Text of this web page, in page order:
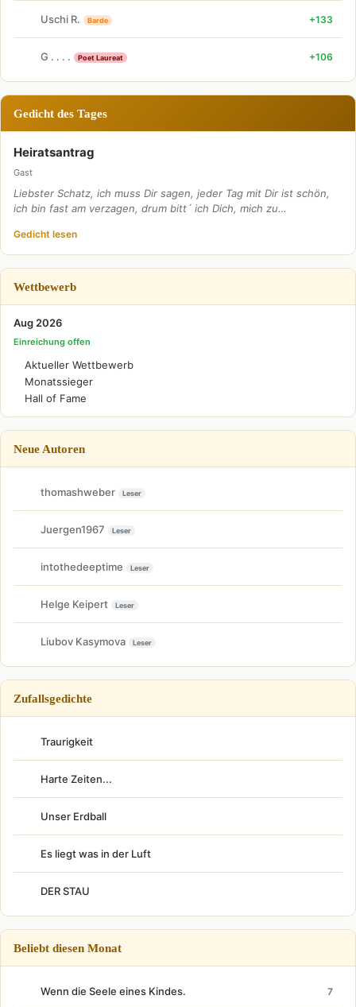
Uschi R. Barde +133
G . . . . Poet Laureat +106
Gedicht des Tages
Heiratsantrag
Gast
Liebster Schatz, ich muss Dir sagen, jeder Tag mit Dir ist schön,
ich bin fast am verzagen, drum bitt´ ich Dich, mich zu…
Gedicht lesen
Wettbewerb
Aug 2026
Einreichung offen
Aktueller Wettbewerb
Monatssieger
Hall of Fame
Neue Autoren
thomashweber Leser
Juergen1967 Leser
intothedeeptime Leser
Helge Keipert Leser
Liubov Kasymova Leser
Zufallsgedichte
Traurigkeit
Harte Zeiten...
Unser Erdball
Es liegt was in der Luft
DER STAU
Beliebt diesen Monat
Wenn die Seele eines Kindes. 7